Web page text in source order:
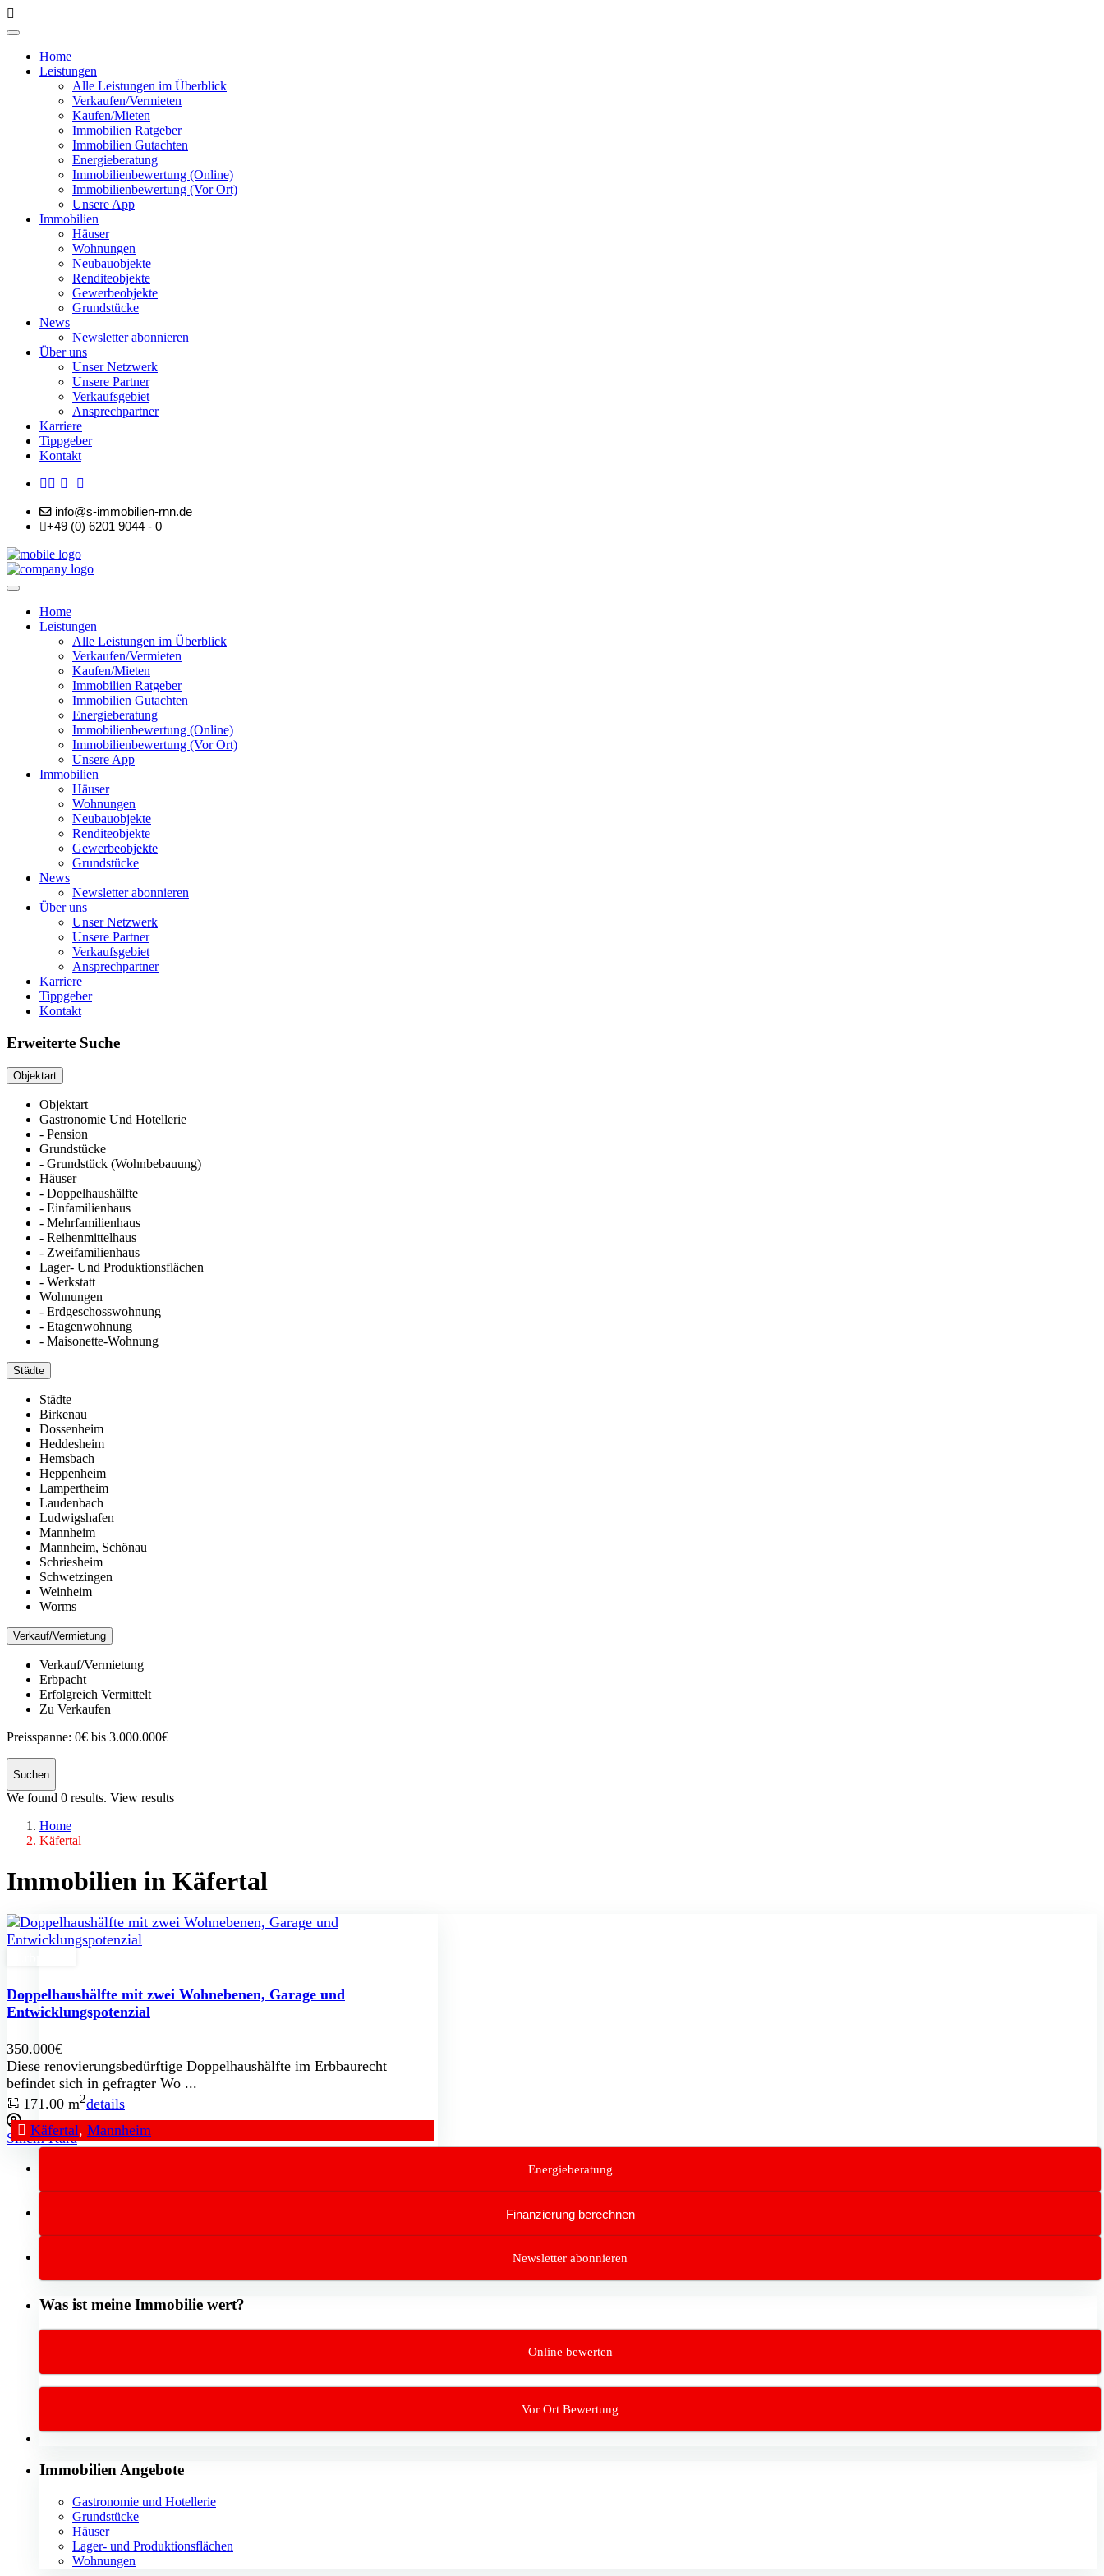
Home
Leistungen
Alle Leistungen im Überblick
Verkaufen/Vermieten
Kaufen/Mieten
Immobilien Ratgeber
Immobilien Gutachten
Energieberatung
Immobilienbewertung (Online)
Immobilienbewertung (Vor Ort)
Unsere App
Immobilien
Häuser
Wohnungen
Neubauobjekte
Renditeobjekte
Gewerbeobjekte
Grundstücke
News
Newsletter abonnieren
Über uns
Unser Netzwerk
Unsere Partner
Verkaufsgebiet
Ansprechpartner
Karriere
Tippgeber
Kontakt
info@s-immobilien-rnn.de
+49 (0) 6201 9044 - 0
Home
Leistungen
Alle Leistungen im Überblick
Verkaufen/Vermieten
Kaufen/Mieten
Immobilien Ratgeber
Immobilien Gutachten
Energieberatung
Immobilienbewertung (Online)
Immobilienbewertung (Vor Ort)
Unsere App
Immobilien
Häuser
Wohnungen
Neubauobjekte
Renditeobjekte
Gewerbeobjekte
Grundstücke
News
Newsletter abonnieren
Über uns
Unser Netzwerk
Unsere Partner
Verkaufsgebiet
Ansprechpartner
Karriere
Tippgeber
Kontakt
Erweiterte Suche
Objektart
Objektart
Gastronomie Und Hotellerie
- Pension
Grundstücke
- Grundstück (Wohnbebauung)
Häuser
- Doppelhaushälfte
- Einfamilienhaus
- Mehrfamilienhaus
- Reihenmittelhaus
- Zweifamilienhaus
Lager- Und Produktionsflächen
- Werkstatt
Wohnungen
- Erdgeschosswohnung
- Etagenwohnung
- Maisonette-Wohnung
Städte
Städte
Birkenau
Dossenheim
Heddesheim
Hemsbach
Heppenheim
Lampertheim
Laudenbach
Ludwigshafen
Mannheim
Mannheim, Schönau
Schriesheim
Schwetzingen
Weinheim
Worms
Verkauf/Vermietung
Verkauf/Vermietung
Erbpacht
Erfolgreich Vermittelt
Zu Verkaufen
Preisspanne: 0€ bis 3.000.000€
Suchen
We found 0 results. View results
Home
Käfertal
Immobilien in Käfertal
Käfertal, Mannheim
Doppelhaushälfte mit zwei Wohnebenen, Garage und
Entwicklungspotenzial
350.000€
Diese renovierungsbedürftige Doppelhaushälfte im Erbbaurecht
befindet sich in gefragter Wo ...
171.00 m2details
Sinem Kara
Energieberatung
Finanzierung berechnen
Newsletter abonnieren
Was ist meine Immobilie wert?
Online bewerten
Vor Ort Bewertung
Immobilien Angebote
Gastronomie und Hotellerie
Grundstücke
Häuser
Lager- und Produktionsflächen
Wohnungen